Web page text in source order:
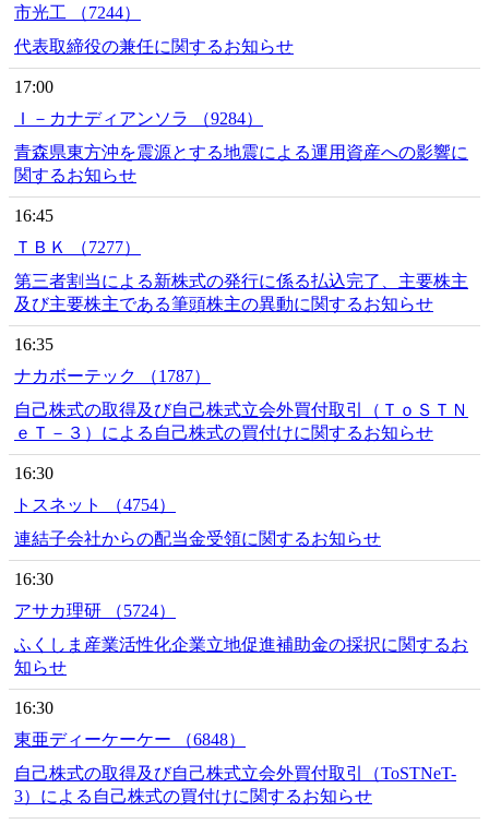
市光工 （7244）
代表取締役の兼任に関するお知らせ
17:00
Ｉ－カナディアンソラ （9284）
青森県東方沖を震源とする地震による運用資産への影響に
関するお知らせ
16:45
ＴＢＫ （7277）
第三者割当による新株式の発行に係る払込完了、主要株主
及び主要株主である筆頭株主の異動に関するお知らせ
16:35
ナカボーテック （1787）
自己株式の取得及び自己株式立会外買付取引（ＴｏＳＴＮ
ｅＴ－３）による自己株式の買付けに関するお知らせ
16:30
トスネット （4754）
連結子会社からの配当金受領に関するお知らせ
16:30
アサカ理研 （5724）
ふくしま産業活性化企業立地促進補助金の採択に関するお
知らせ
16:30
東亜ディーケーケー （6848）
自己株式の取得及び自己株式立会外買付取引（ToSTNeT-
3）による自己株式の買付けに関するお知らせ